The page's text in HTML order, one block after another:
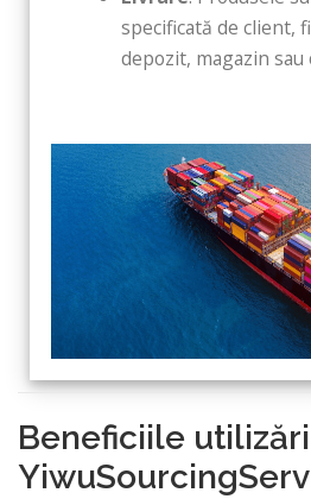
specificată de client,
depozit, magazin sau
Beneficiile